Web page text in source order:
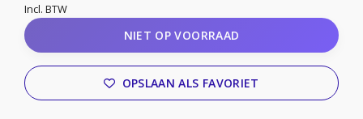
Incl. BTW
NIET OP VOORRAAD
OPSLAAN ALS FAVORIET